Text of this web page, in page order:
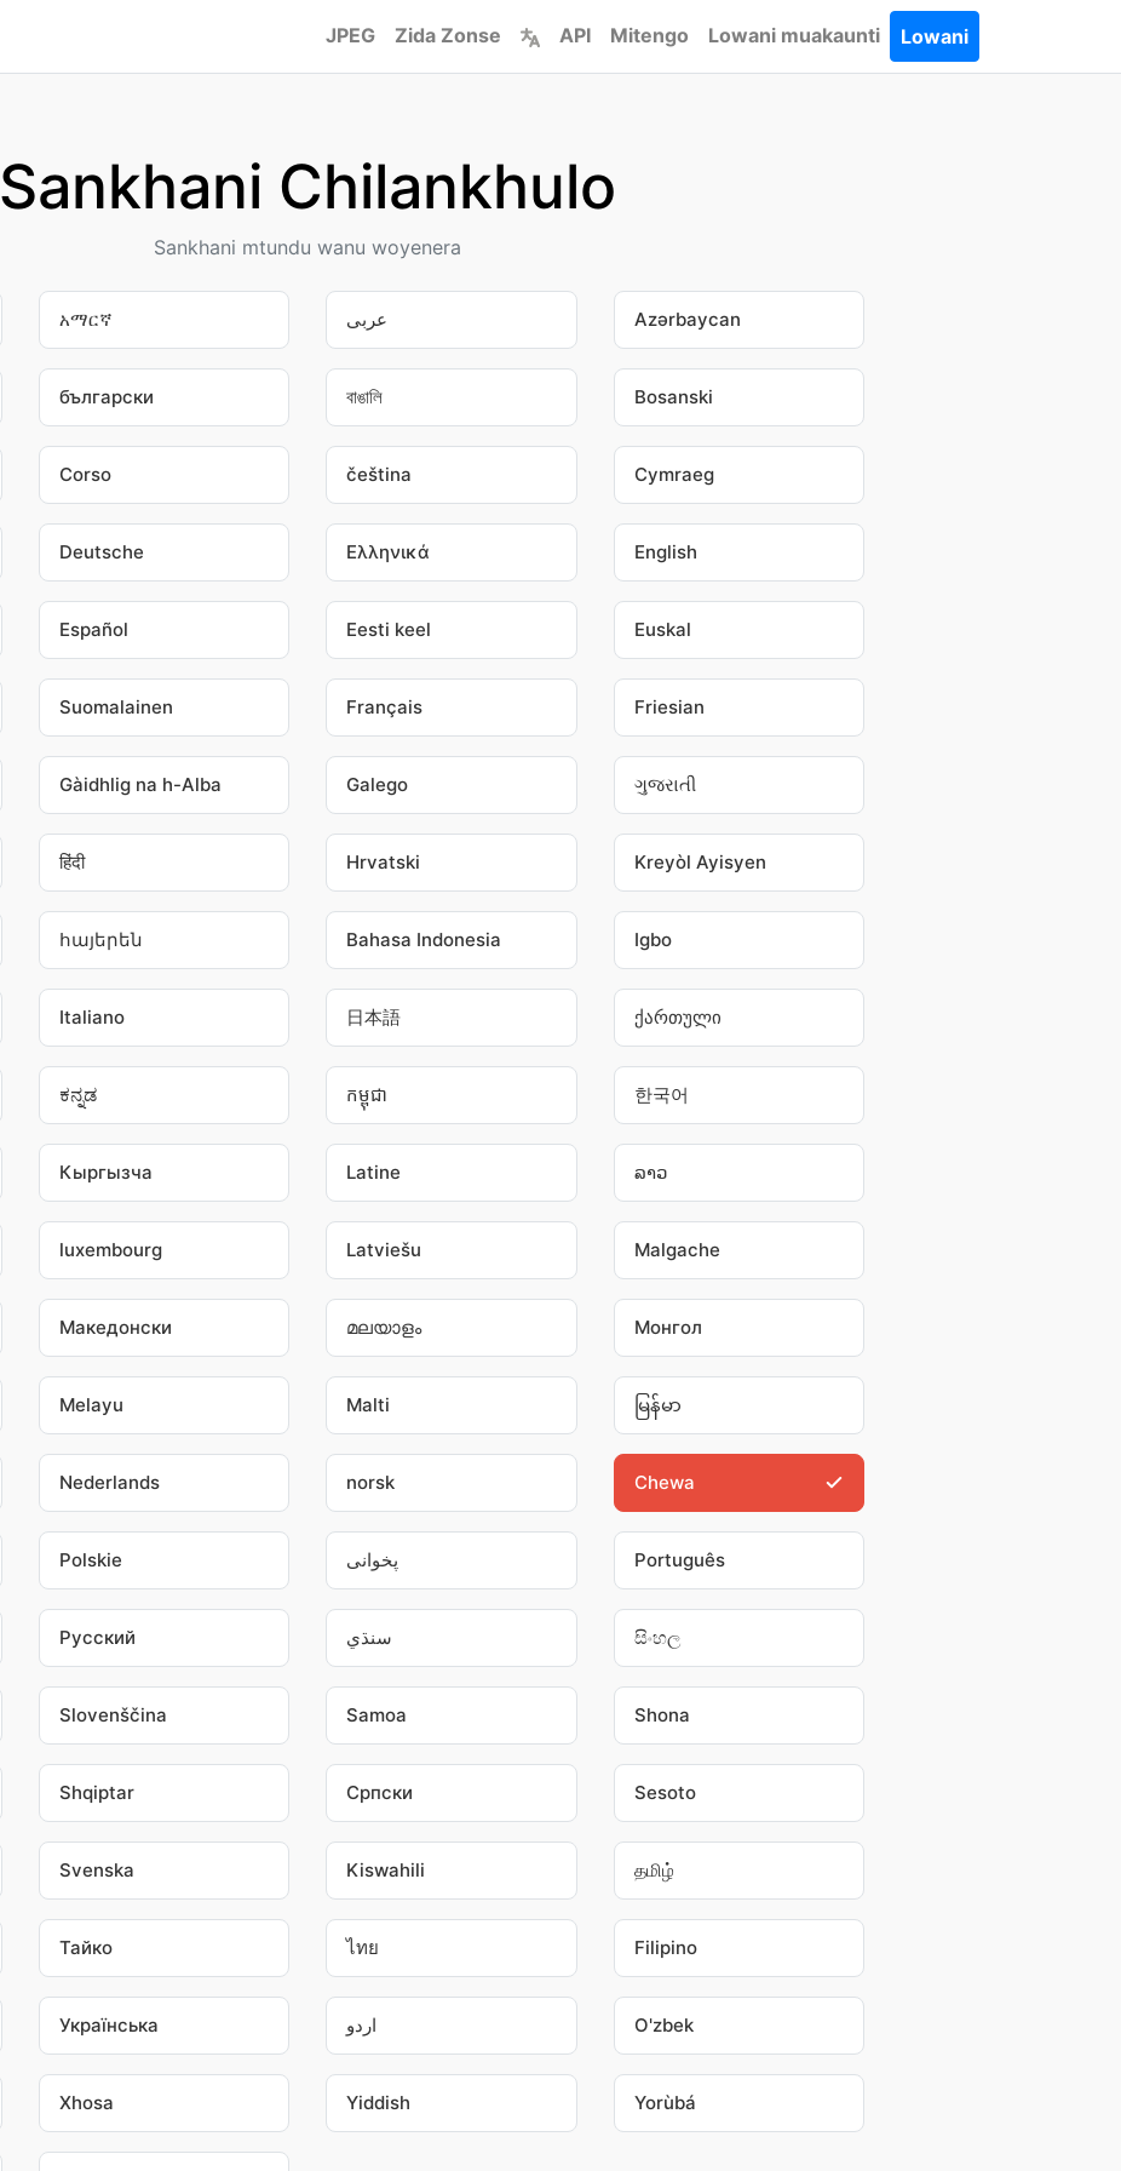
JPEG Zida Zonse API Mitengo Lowani muakaunti Lowani
Sankhani Chilankhulo
Sankhani mtundu wanu woyenera
አማርኛ عربى Azərbaycan
български বাঙালি Bosanski
Corso čeština Cymraeg
Deutsche Ελληνικά English
Español Eesti keel Euskal
Suomalainen Français Friesian
Gàidhlig na h-Alba Galego ગુજરાતી
हिंदी Hrvatski Kreyòl Ayisyen
հայերեն Bahasa Indonesia Igbo
Italiano 日本語 ქართული
ಕನ್ನಡ កម្ពុជា 한국어
Кыргызча Latine ລາວ
luxembourg Latviešu Malgache
Македонски മലയാളം Монгол
Melayu Malti မြန်မာ
Nederlands norsk Chewa
Polskie پخوانی Português
Pусский سنڌي සිංහල
Slovenščina Samoa Shona
Shqiptar Српски Sesoto
Svenska Kiswahili தமிழ்
Тайко ไทย Filipino
Українська اردو O'zbek
Xhosa Yiddish Yorùbá